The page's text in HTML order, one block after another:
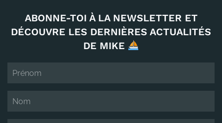
ABONNE-TOI À LA NEWSLETTER ET
DÉCOUVRE LES DERNIÈRES ACTUALITÉS
DE MIKE